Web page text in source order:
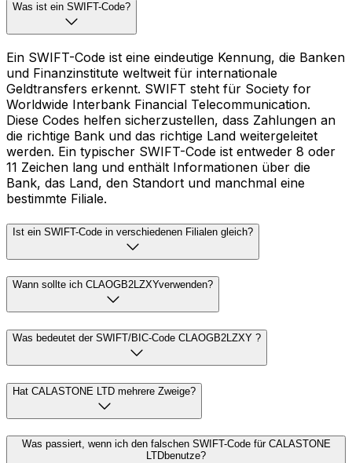
Was ist ein SWIFT-Code?
Ein SWIFT-Code ist eine eindeutige Kennung, die Banken
und Finanzinstitute weltweit für internationale
Geldtransfers erkennt. SWIFT steht für Society for
Worldwide Interbank Financial Telecommunication.
Diese Codes helfen sicherzustellen, dass Zahlungen an
die richtige Bank und das richtige Land weitergeleitet
werden. Ein typischer SWIFT-Code ist entweder 8 oder
11 Zeichen lang und enthält Informationen über die
Bank, das Land, den Standort und manchmal eine
bestimmte Filiale.
Ist ein SWIFT-Code in verschiedenen Filialen gleich?
Wann sollte ich CLAOGB2LZXYverwenden?
Was bedeutet der SWIFT/BIC-Code CLAOGB2LZXY ?
Hat CALASTONE LTD mehrere Zweige?
Was passiert, wenn ich den falschen SWIFT-Code für CALASTONE
LTDbenutze?